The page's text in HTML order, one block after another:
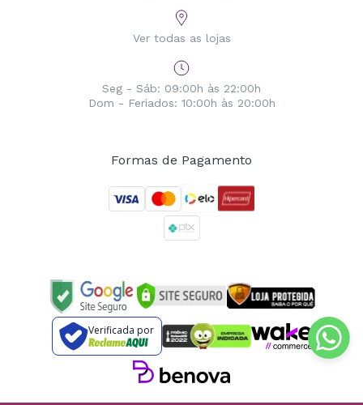
Ver todas as lojas
Seg - Sáb: 09:00h às 22:00h
Dom - Feriados: 10:00h às 20:00h
Formas de Pagamento
Verificada por